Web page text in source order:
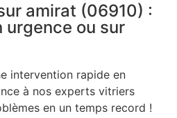
amirat (06910) :
urgence ou sur
intervention rapide en
à nos experts vitriers
en un temps record !